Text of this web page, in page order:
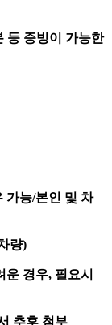
등 증빙이 가능한
가능/본인 및 차
량)
운 경우, 필요시
추후 첨부